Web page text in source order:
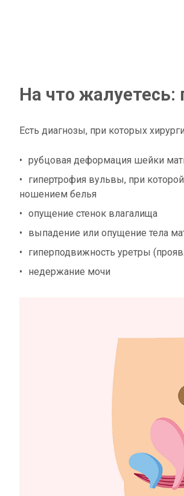
На что жалуетесь:
Есть диагнозы, при которых
рубцовая деформация шейки
гипертрофия вульвы, при
ношением белья
опущение стенок влагалища
выпадение или опущение тела
гиперподвижность уретры
недержание мочи